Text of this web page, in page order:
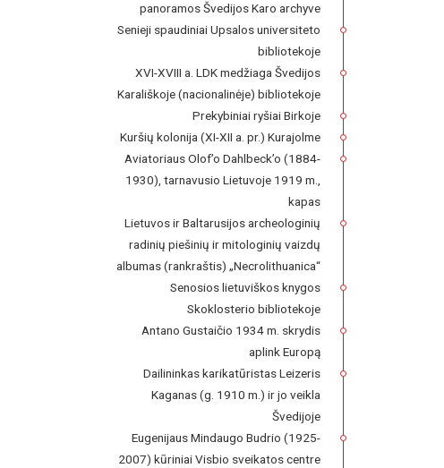
panoramos Švedijos Karo archyve
Senieji spaudiniai Upsalos universiteto
bibliotekoje
XVI-XVIII a. LDK medžiaga Švedijos
Karališkoje (nacionalinėje) bibliotekoje
Prekybiniai ryšiai Birkoje
Kuršių kolonija (XI-XII a. pr.) Kurajolme
Aviatoriaus Olof’o Dahlbeck’o (1884-
1930), tarnavusio Lietuvoje 1919 m.,
kapas
Lietuvos ir Baltarusijos archeologinių
radinių piešinių ir mitologinių vaizdų
albumas (rankraštis) „Necrolithuanica“
Senosios lietuviškos knygos
Skoklosterio bibliotekoje
Antano Gustaičio 1934 m. skrydis
aplink Europą
Dailininkas karikatūristas Leizeris
Kaganas (g. 1910 m.) ir jo veikla
Švedijoje
Eugenijaus Mindaugo Budrio (1925-
2007) kūriniai Visbio sveikatos centre